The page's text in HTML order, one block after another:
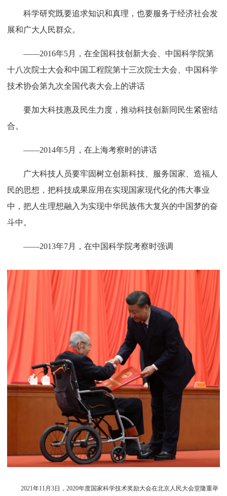
科学研究既要追求知识和真理，也要服务于经济社会发
展和广大人民群众。
——2016年5月，在全国科技创新大会、中国科学院第
十八次院士大会和中国工程院第十三次院士大会、中国科学
技术协会第九次全国代表大会上的讲话
要加大科技惠及民生力度，推动科技创新同民生紧密结
合。
——2014年5月，在上海考察时的讲话
广大科技人员要牢固树立创新科技、服务国家、造福人
民的思想，把科技成果应用在实现国家现代化的伟大事业
中，把人生理想融入为实现中华民族伟大复兴的中国梦的奋
斗中。
——2013年7月，在中国科学院考察时强调
2021年11月3日，2020年度国家科学技术奖励大会在北京人民大会堂隆重举